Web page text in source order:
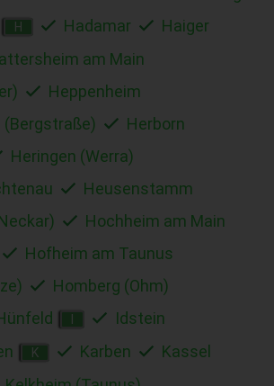
H Hadamar
Haiger
am Main
Heppenheim
(Bergstraße)
Herborn
Heringen (Werra)
Heusenstamm
Hochheim am Main
Hofheim am Taunus
Homberg (Ohm)
Idstein
K Karben
Kassel